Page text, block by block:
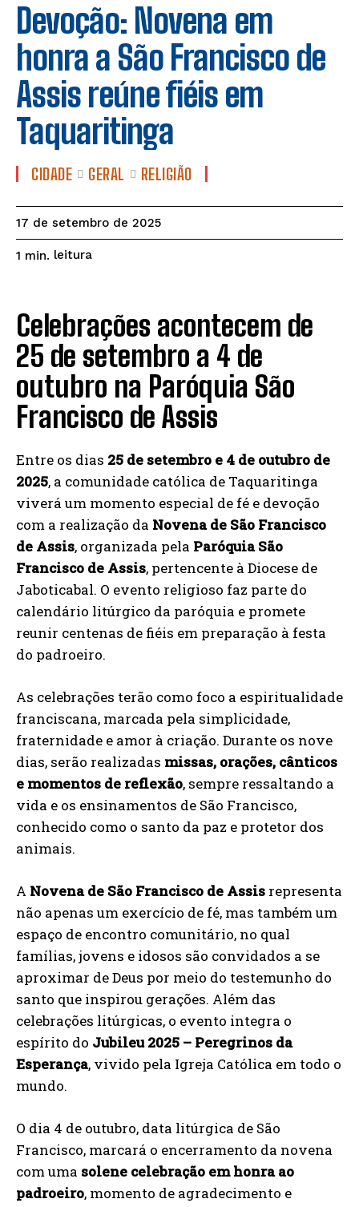
Devoção: Novena em
honra a São Francisco de
Assis reúne fiéis em
Taquaritinga
CIDADE GERAL RELIGIÃO
17 de setembro de 2025
1 min. leitura
Celebrações acontecem de
25 de setembro a 4 de
outubro na Paróquia São
Francisco de Assis
Entre os dias 25 de setembro e 4 de outubro de
2025, a comunidade católica de Taquaritinga
viverá um momento especial de fé e devoção
com a realização da Novena de São Francisco
de Assis, organizada pela Paróquia São
Francisco de Assis, pertencente à Diocese de
Jaboticabal. O evento religioso faz parte do
calendário litúrgico da paróquia e promete
reunir centenas de fiéis em preparação à festa
do padroeiro.
As celebrações terão como foco a espiritualidade
franciscana, marcada pela simplicidade,
fraternidade e amor à criação. Durante os nove
dias, serão realizadas missas, orações, cânticos
e momentos de reflexão, sempre ressaltando a
vida e os ensinamentos de São Francisco,
conhecido como o santo da paz e protetor dos
animais.
A Novena de São Francisco de Assis representa
não apenas um exercício de fé, mas também um
espaço de encontro comunitário, no qual
famílias, jovens e idosos são convidados a se
aproximar de Deus por meio do testemunho do
santo que inspirou gerações. Além das
celebrações litúrgicas, o evento integra o
espírito do Jubileu 2025 – Peregrinos da
Esperança, vivido pela Igreja Católica em todo o
mundo.
O dia 4 de outubro, data litúrgica de São
Francisco, marcará o encerramento da novena
com uma solene celebração em honra ao
padroeiro, momento de agradecimento e